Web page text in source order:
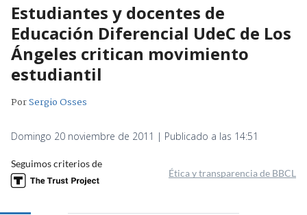
Estudiantes y docentes de
Educación Diferencial UdeC de Los
Ángeles critican movimiento
estudiantil
PorSergio Osses
Domingo 20 noviembre de 2011 | Publicado a las 14:51
Seguimos criterios de
Ética y transparencia de BBCL